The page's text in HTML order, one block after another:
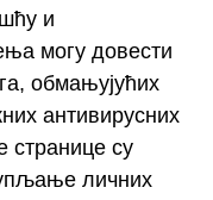
и
могу довести
обмањујућих
антивирусних
странице су
личних